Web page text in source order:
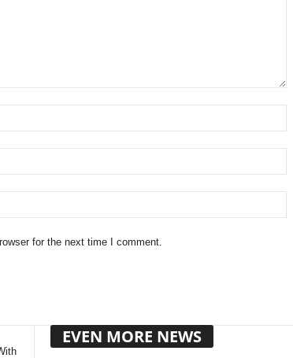
for the next time I comment.
EVEN MORE NEWS